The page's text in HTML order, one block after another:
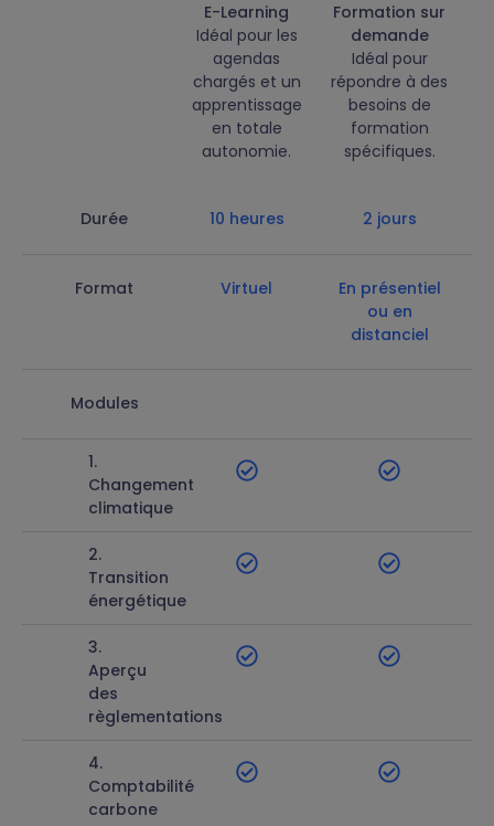
E-Learning
Idéal pour les
agendas
chargés et un
apprentissage
en totale
autonomie.
Formation sur
demande
Idéal pour
répondre à des
besoins de
formation
spécifiques.
Durée 10 heures 2 jours
Format Virtuel
En présentiel
ou en
distanciel
Modules
1.
Changement
climatique
2.
Transition
énergétique
3.
Aperçu
des
règlementations
4.
Comptabilité
carbone